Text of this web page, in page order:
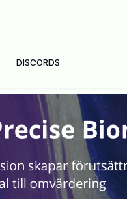
DISCORDS